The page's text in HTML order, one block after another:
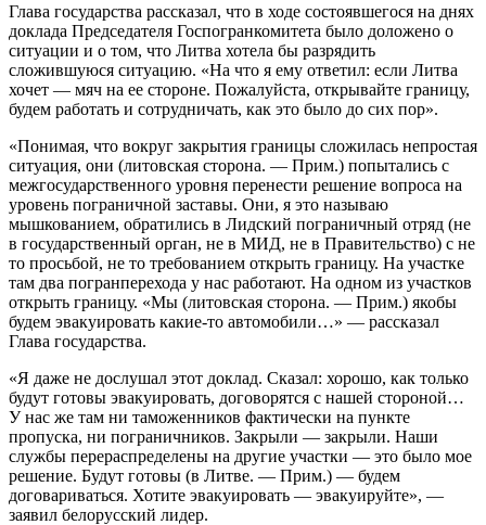
Глава государства рассказал, что в ходе состоявшегося на днях
доклада Председателя Госпогранкомитета было доложено о
ситуации и о том, что Литва хотела бы разрядить
сложившуюся ситуацию. «На что я ему ответил: если Литва
хочет — мяч на ее стороне. Пожалуйста, открывайте границу,
будем работать и сотрудничать, как это было до сих пор».
«Понимая, что вокруг закрытия границы сложилась непростая
ситуация, они (литовская сторона. — Прим.) попытались с
межгосударственного уровня перенести решение вопроса на
уровень пограничной заставы. Они, я это называю
мышкованием, обратились в Лидский пограничный отряд (не
в государственный орган, не в МИД, не в Правительство) с не
то просьбой, не то требованием открыть границу. На участке
там два погранперехода у нас работают. На одном из участков
открыть границу. «Мы (литовская сторона. — Прим.) якобы
будем эвакуировать какие-то автомобили…» — рассказал
Глава государства.
«Я даже не дослушал этот доклад. Сказал: хорошо, как только
будут готовы эвакуировать, договорятся с нашей стороной…
У нас же там ни таможенников фактически на пункте
пропуска, ни пограничников. Закрыли — закрыли. Наши
службы перераспределены на другие участки — это было мое
решение. Будут готовы (в Литве. — Прим.) — будем
договариваться. Хотите эвакуировать — эвакуируйте», —
заявил белорусский лидер.